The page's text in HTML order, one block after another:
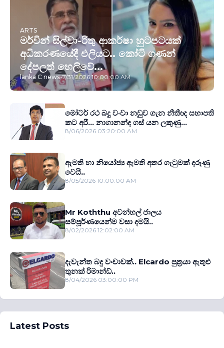
ARTS
මර්වින් සිල්වා-රිතු ආකර්ෂා හුටපටයක්
අධිකරණයේදී එලියට.. කෝටි ගණන්
දේපලත් හෙලිවේ...
lanka C news-7/31/2026 10:00:00 AM
මෝටර් රථ බදු වංචා නඩුව ගැන නීතීඥ සභාපති
කට අරී... නාගානන්ද ගස් යන ලකුණු...
8/06/2026 03:20:00 AM
ඇමති හා නියෝජ්‍ය ඇමති අතර ගැටුමක් දරුණු
වෙයි..
8/05/2026 10:00:00 AM
Mr Koththu අවන්හල් ජාලය
සම්පූර්ණයෙන්ම වසා දමයි..
8/02/2026 12:02:00 AM
දැවැන්ත බදු වංචාවක්.. Elcardo පුත‍්‍රයා ඇතුළු
තුනක් රිමාන්ඩ්..
8/04/2026 03:00:00 PM
Latest Posts